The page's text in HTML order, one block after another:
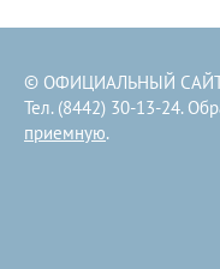
© ОФИЦИАЛЬНЫЙ
Тел. (8442) 30-13-24.
приемную.